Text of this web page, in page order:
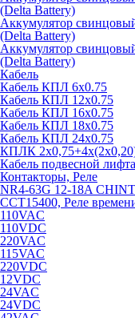
(Delta Battery)
Аккумулятор
(Delta Battery)
Аккумулятор
(Delta Battery)
Кабель
Кабель КПЛ 6х0.75
Кабель КПЛ 12х0.75
Кабель КПЛ 16х0.75
Кабель КПЛ 18х0.75
Кабель КПЛ 24х0.75
КПЛК
Кабель подвесной
Контакторы, Реле
NR4-63G 12-18A
CCT15400, Реле
110VAC
110VDC
220VAC
115VAC
220VDC
12VDC
24VAC
24VDC